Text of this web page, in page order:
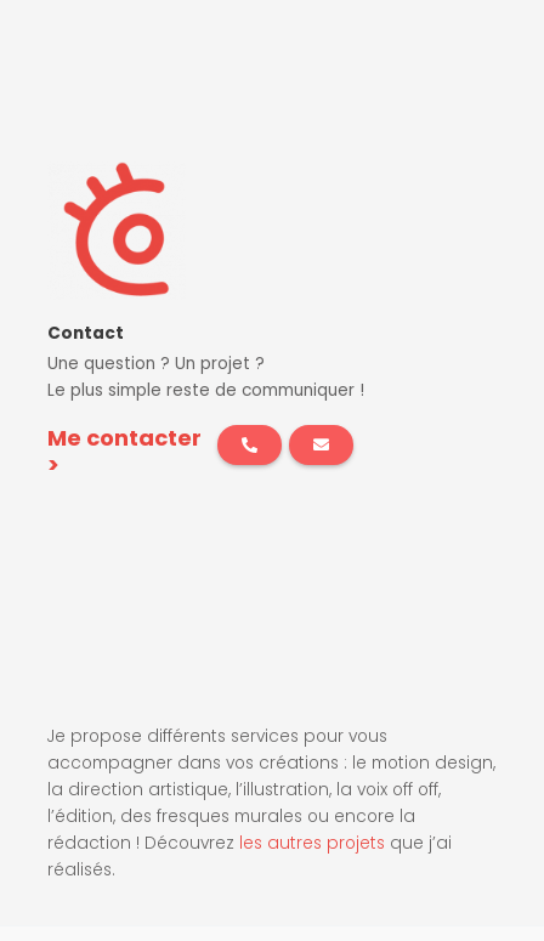
Contact
Une question ? Un projet ?
Le plus simple reste de communiquer !
Me contacter
>
Je propose différents services pour vous
accompagner dans vos créations : le motion design,
la direction artistique, l’illustration, la voix off off,
l’édition, des fresques murales ou encore la
rédaction ! Découvrez les autres projets que j’ai
réalisés.